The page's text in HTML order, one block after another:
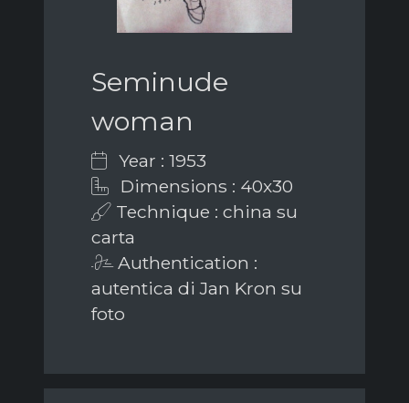
Seminude
woman
Year : 1953
Dimensions : 40x30
Technique : china su
carta
Authentication :
autentica di Jan Kron su
foto